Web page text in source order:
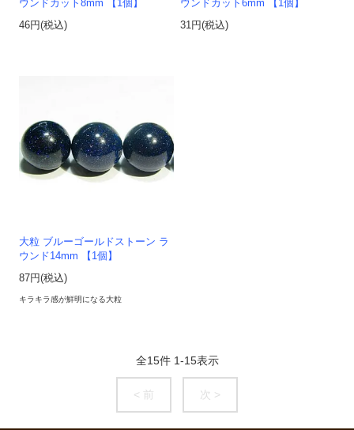
ウンドカット8mm 【1個】
46円(税込)
ウンドカット6mm 【1個】
31円(税込)
大粒 ブルーゴールドストーン ラ
ウンド14mm 【1個】
87円(税込)
キラキラ感が鮮明になる大粒
全15件 1-15表示
< 前 次 >